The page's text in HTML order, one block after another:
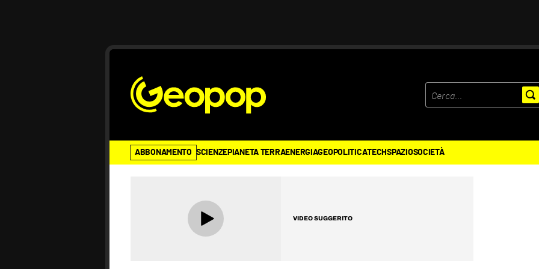
ABBONAMENTO SCIENZEPIANETA TERRAENERGIAGEOPOLITICATECHSPAZIOSOCIETÀ
VIDEO SUGGERITO